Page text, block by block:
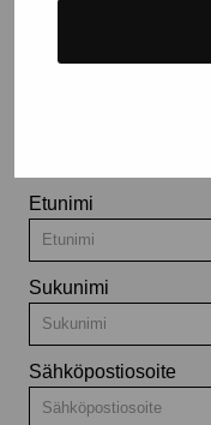
Pysy
Etunimi
Sukunimi
Sähköpostiosoite